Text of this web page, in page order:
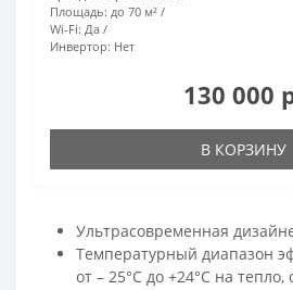
Площадь: до 70 м²
Wi-Fi: Да
Инвертор: Нет
130 000
В КОРЗИНУ
Ультрасовременная
Температурный диапазон
от – 25°С до +24°С на тепло,